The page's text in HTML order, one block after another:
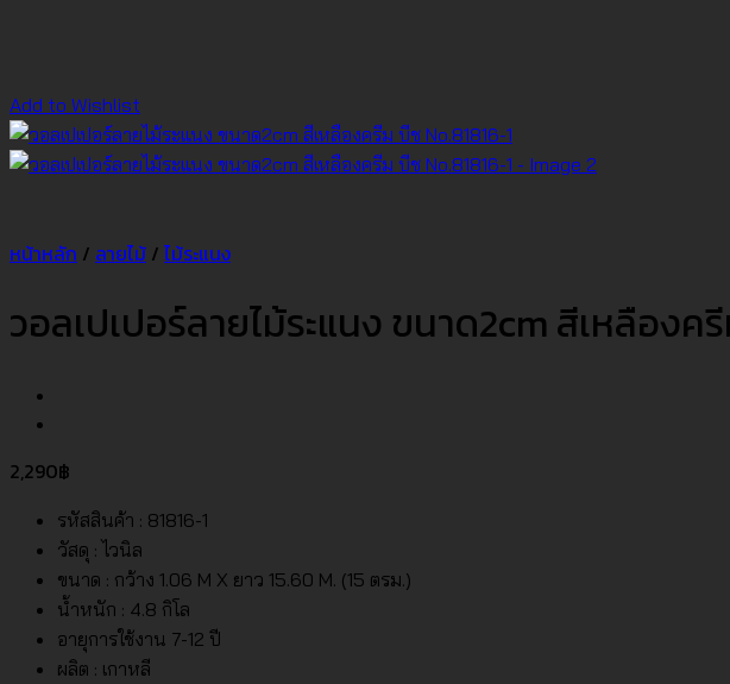
Add to Wishlist
หน้าหลัก / ลายไม้ / ไม้ระแนง
วอลเปเปอร์ลายไม้ระแนง ขนาด2cm สีเหลืองค
2,290฿
รหัสสินค้า : 81816-1
วัสดุ : ไวนิล
ขนาด : กว้าง 1.06 M X ยาว 15.60 M. (15 ตรม.)
น้ำหนัก : 4.8 กิโล
อายุการใช้งาน 7-12 ปี
ผลิต : เกาหลี